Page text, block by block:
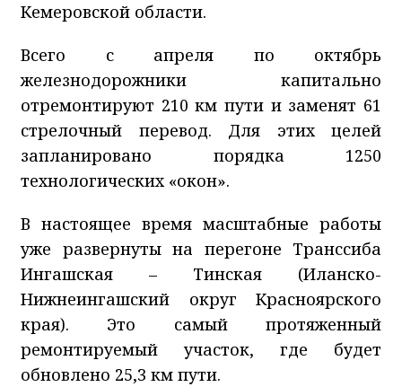
Кемеровской области.
Всего с апреля по октябрь
железнодорожники капитально
отремонтируют 210 км пути и заменят 61
стрелочный перевод. Для этих целей
запланировано порядка 1250
технологических «окон».
В настоящее время масштабные работы
уже развернуты на перегоне Транссиба
Ингашская – Тинская (Иланско-
Нижнеингашский округ Красноярского
края). Это самый протяженный
ремонтируемый участок, где будет
обновлено 25,3 км пути.